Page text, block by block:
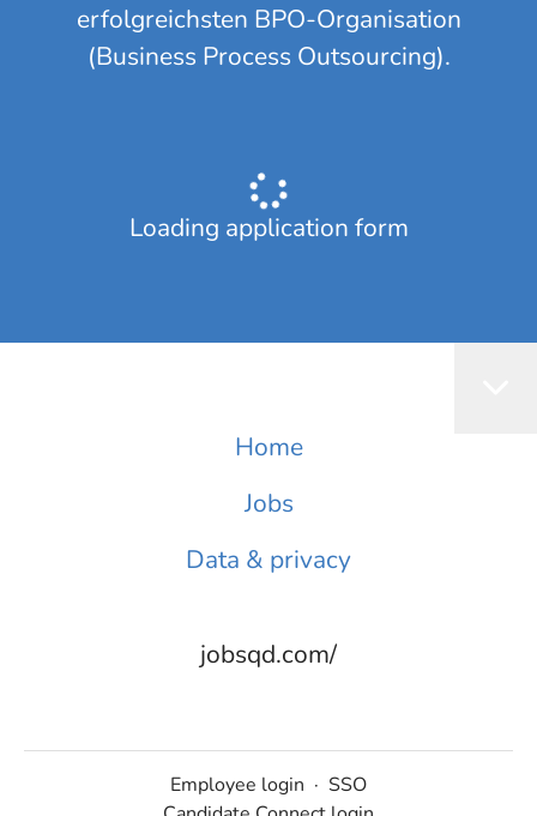
erfolgreichsten BPO-Organisation
(Business Process Outsourcing).
Loading application form
Home
Jobs
Data & privacy
jobsqd.com/
Employee login · SSO